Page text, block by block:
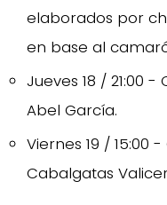
elaborados por
en base al
Jueves 18 / 21:00
Abel García.
Viernes 19 /
Cabalgatas